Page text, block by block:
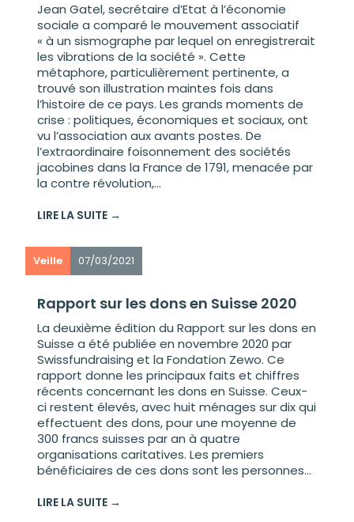
Jean Gatel, secrétaire d’Etat à l’économie
sociale a comparé le mouvement associatif
« à un sismographe par lequel on enregistrerait
les vibrations de la société ». Cette
métaphore, particulièrement pertinente, a
trouvé son illustration maintes fois dans
l’histoire de ce pays. Les grands moments de
crise : politiques, économiques et sociaux, ont
vu l’association aux avants postes. De
l’extraordinaire foisonnement des sociétés
jacobines dans la France de 1791, menacée par
la contre révolution,...
LIRE LA SUITE →
Veille 07/03/2021
Rapport sur les dons en Suisse 2020
La deuxième édition du Rapport sur les dons en
Suisse a été publiée en novembre 2020 par
Swissfundraising et la Fondation Zewo. Ce
rapport donne les principaux faits et chiffres
récents concernant les dons en Suisse. Ceux-
ci restent élevés, avec huit ménages sur dix qui
effectuent des dons, pour une moyenne de
300 francs suisses par an à quatre
organisations caritatives. Les premiers
bénéficiaires de ces dons sont les personnes...
LIRE LA SUITE →